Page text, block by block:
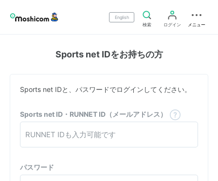
English
検索
ログイン メニュー
Sports net IDをお持ちの方
Sports net IDと、パスワードでログインしてください。
Sports net ID・RUNNET ID（メールアドレス）
パスワード